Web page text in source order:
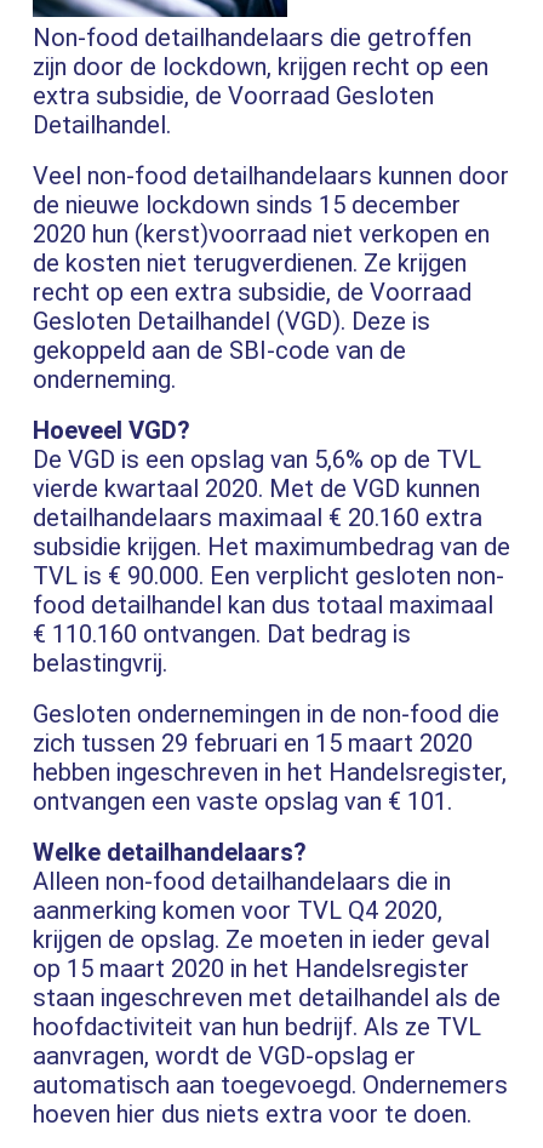
Non-food detailhandelaars die getroffen
zijn door de lockdown, krijgen recht op een
extra subsidie, de Voorraad Gesloten
Detailhandel.
Veel non-food detailhandelaars kunnen door
de nieuwe lockdown sinds 15 december
2020 hun (kerst)voorraad niet verkopen en
de kosten niet terugverdienen. Ze krijgen
recht op een extra subsidie, de Voorraad
Gesloten Detailhandel (VGD). Deze is
gekoppeld aan de SBI-code van de
onderneming.
Hoeveel VGD?
De VGD is een opslag van 5,6% op de TVL
vierde kwartaal 2020. Met de VGD kunnen
detailhandelaars maximaal € 20.160 extra
subsidie krijgen. Het maximumbedrag van de
TVL is € 90.000. Een verplicht gesloten non-
food detailhandel kan dus totaal maximaal
€ 110.160 ontvangen. Dat bedrag is
belastingvrij.
Gesloten ondernemingen in de non-food die
zich tussen 29 februari en 15 maart 2020
hebben ingeschreven in het Handelsregister,
ontvangen een vaste opslag van € 101.
Welke detailhandelaars?
Alleen non-food detailhandelaars die in
aanmerking komen voor TVL Q4 2020,
krijgen de opslag. Ze moeten in ieder geval
op 15 maart 2020 in het Handelsregister
staan ingeschreven met detailhandel als de
hoofdactiviteit van hun bedrijf. Als ze TVL
aanvragen, wordt de VGD-opslag er
automatisch aan toegevoegd. Ondernemers
hoeven hier dus niets extra voor te doen.